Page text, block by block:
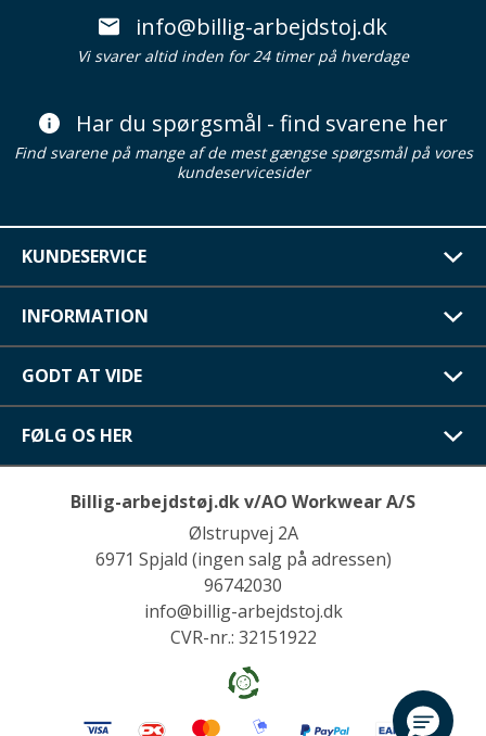
info@billig-arbejdstoj.dk
Vi svarer altid inden for 24 timer på hverdage
Har du spørgsmål - find svarene her
Find svarene på mange af de mest gængse spørgsmål på vores
kundeservicesider
KUNDESERVICE
INFORMATION
GODT AT VIDE
FØLG OS HER
Billig-arbejdstøj.dk v/AO Workwear A/S
Ølstrupvej 2A
6971 Spjald (ingen salg på adressen)
96742030
info@billig-arbejdstoj.dk
CVR-nr.: 32151922